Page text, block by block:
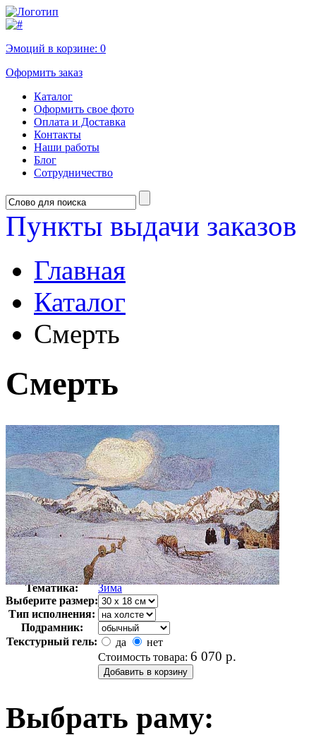
Эмоций в корзине: 0
Оформить заказ
Каталог
Оформить свое фото
Оплата и Доставка
Контакты
Наши работы
Блог
Сотрудничество
Пункты выдачи заказов
Главная
Каталог
Смерть
Смерть
Автор:
Сегантини Джованни
Арт-стиль
Итальянская живопись
Тематика:
Зима
Выберите размер:
Тип исполнения:
Подрамник:
Текстурный гель:
да
нет
Стоимость товара: 6 070 р.
Выбрать раму: